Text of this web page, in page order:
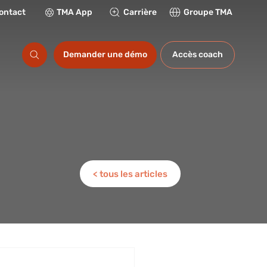
TMA App Carrière Groupe TMA
Demander une démo Accès coach
< tous les articles